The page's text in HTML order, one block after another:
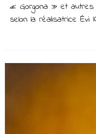
« Gorgona » et autres
selon la réalisatrice Évi